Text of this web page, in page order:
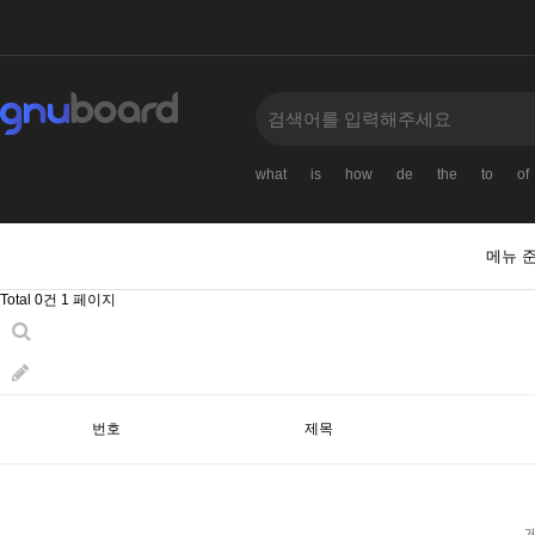
what is how de the to of
메뉴
Total 0건 1 페이지
번호 제목